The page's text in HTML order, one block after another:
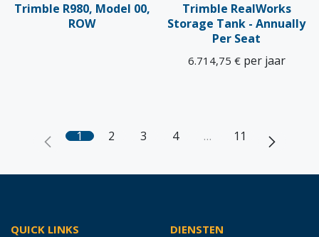
Trimble R980, Model 00,
ROW
Trimble RealWorks
Storage Tank - Annually
Per Seat
6.714,75 € per jaar
1 2 3 4 … 11
QUICK LINKS DIENSTEN